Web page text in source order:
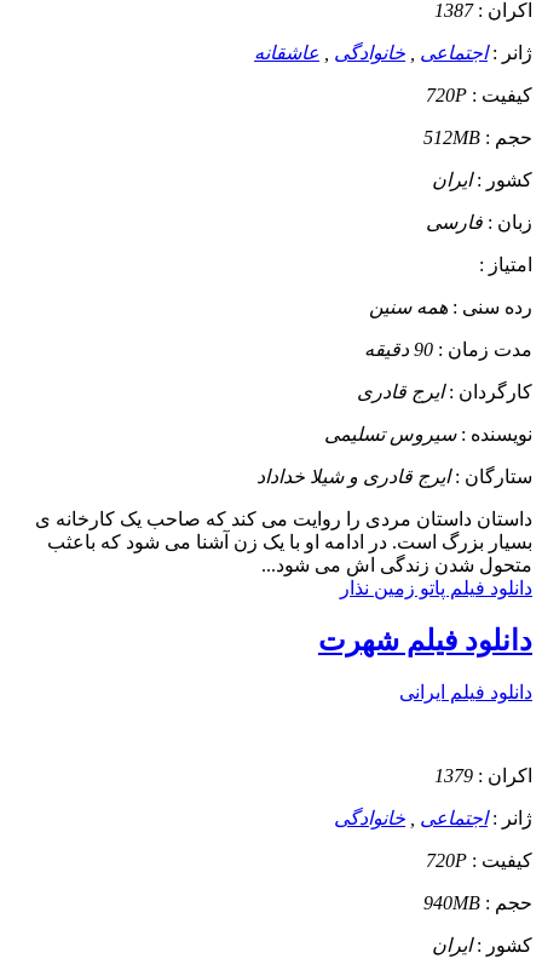
اکران :1387
ژانر :اجتماعی خانوادگی عاشقانه
کیفیت : 720P
حجم : 512MB
کشور :ایران
زبان : فارسی
امتیاز :
رده سنی : همه سنین
مدت زمان : 90 دقیقه
کارگردان :ایرج قادری
نویسنده :سیروس تسلیمی
ستارگان :ایرج قادری و شیلا خداداد
داستان داستان مردی را روایت می کند که صاحب یک کارخانه ی
بسیار بزرگ است. در ادامه او با یک زن آشنا می شود که باعثب
متحول شدن زندگی اش می شود...
دانلود فیلم پاتو زمین نذار
دانلود فیلم شهرت
دانلود فیلم ایرانی
اکران : 1379
ژانر :اجتماعی , خانوادگی
کیفیت : 720P
حجم : 940MB
کشور :ایران